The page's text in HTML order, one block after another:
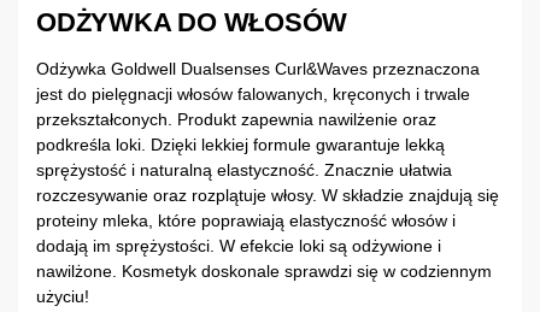
ODŻYWKA DO WŁOSÓW
Odżywka Goldwell Dualsenses Curl&Waves przeznaczona
jest do pielęgnacji włosów falowanych, kręconych i trwale
przekształconych. Produkt zapewnia nawilżenie oraz
podkreśla loki. Dzięki lekkiej formule gwarantuje lekką
sprężystość i naturalną elastyczność. Znacznie ułatwia
rozczesywanie oraz rozplątuje włosy. W składzie znajdują się
proteiny mleka, które poprawiają elastyczność włosów i
dodają im sprężystości. W efekcie loki są odżywione i
nawilżone. Kosmetyk doskonale sprawdzi się w codziennym
użyciu!